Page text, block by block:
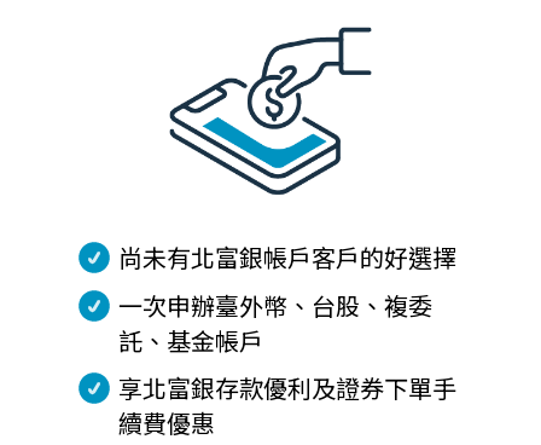
尚未有北富銀帳戶客戶的好選擇
一次申辦臺外幣、台股、複委
託、基金帳戶
享北富銀存款優利及證券下單手
續費優惠